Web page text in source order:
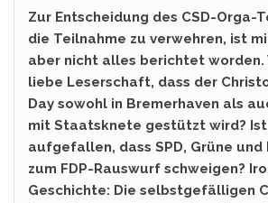
Zur Entscheidung des CSD-Orga-
die Teilnahme zu verwehren, ist
aber nicht alles berichtet worden.
liebe Leserschaft, dass der
Day sowohl in Bremerhaven als
mit Staatsknete gestützt wird? Ist
aufgefallen, dass SPD, Grüne und
zum FDP-Rauswurf schweigen?
Geschichte: Die selbstgefälligen